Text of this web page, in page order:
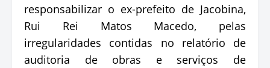
responsabilizar o ex-prefeito de Jacobina,
Rui Rei Matos Macedo, pelas
irregularidades contidas no relatório de
auditoria de obras e serviços de